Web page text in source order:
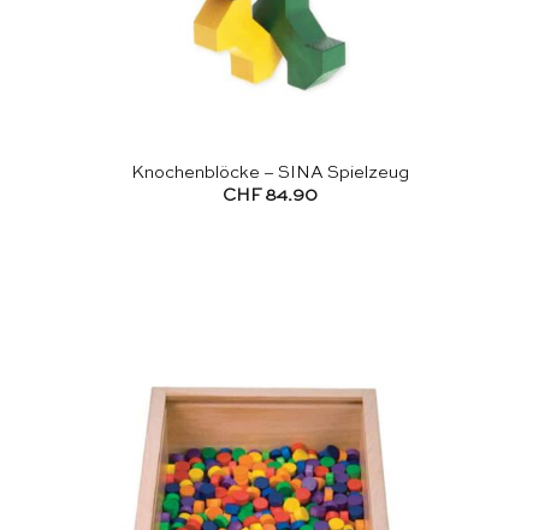
Knochenblöcke – SINA Spielzeug
CHF 84.90